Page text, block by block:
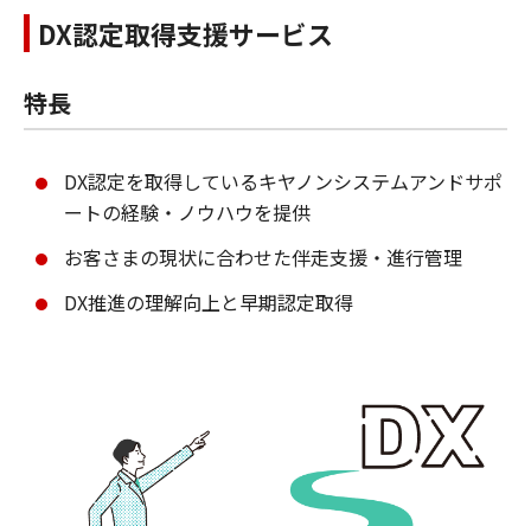
DX認定取得支援サービス
特長
DX認定を取得しているキヤノンシステムアンドサポ
ートの経験・ノウハウを提供
お客さまの現状に合わせた伴走支援・進行管理
DX推進の理解向上と早期認定取得